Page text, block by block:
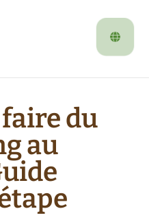
du
au